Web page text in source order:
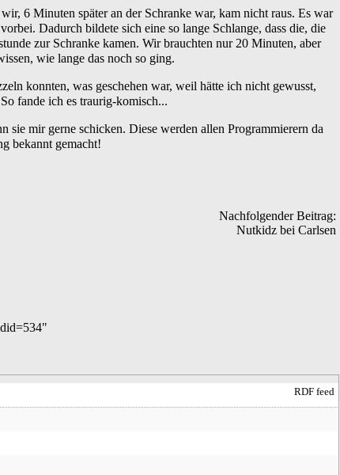
6 Minuten später an der Schranke war, kam nicht raus. Es war
Dadurch bildete sich eine so lange Schlange, dass die, die
zur Schranke kamen. Wir brauchten nur 20 Minuten, aber
wie lange das noch so ging.
konnten, was geschehen war, weil hätte ich nicht gewusst,
fande ich es traurig-komisch...
sie mir gerne schicken. Diese werden allen Programmierern da
bekannt gemacht!
Nachfolgender Beitrag:
Nutkidz bei Carlsen
"
RDF feed